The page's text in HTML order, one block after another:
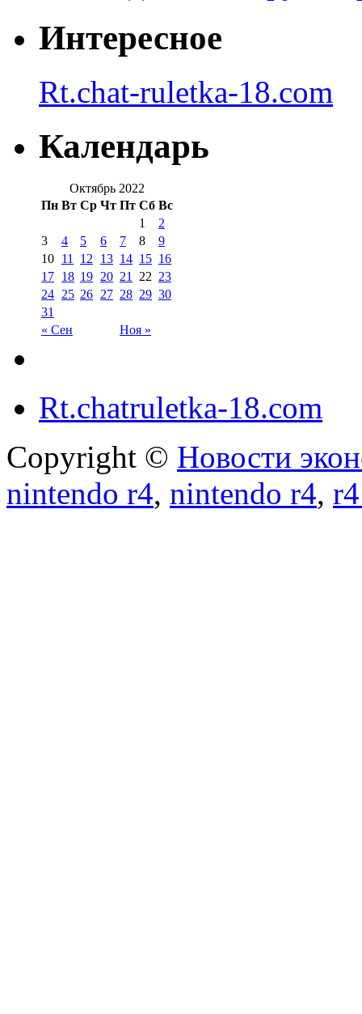
Интересное
Rt.chat-ruletka-18.com
Календарь
Октябрь 2022
Пн Вт Ср Чт Пт Сб Вс
« Сен Ноя »
1
2
3
4 5 6 7 8
9
10 11 12 13 14 15 16
17 18 19 20 21 22 23
24 25 26 27 28 29 30
31
Rt.chatruletka-18.com
Copyright © Новости
nintendo r4, nintendo r4,